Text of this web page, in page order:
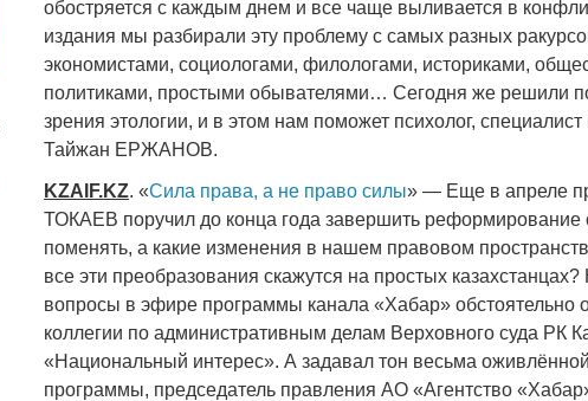
обостряется с каждым днем и все чаще выливается в
издания мы разбирали эту проблему с самых разных
экономистами, социологами, филологами, историками,
политиками, простыми обывателями… Сегодня же решили
зрения этологии, и в этом нам поможет психолог,
Тайжан ЕРЖАНОВ.
KZAIF.KZ. «Сила права, а не право силы» — Еще в апреле
ТОКАЕВ поручил до конца года завершить реформирование
поменять, а какие изменения в нашем правовом
все эти преобразования скажутся на простых
вопросы в эфире программы канала «Хабар» обстоятельно
коллегии по административным делам Верховного суда РК
«Национальный интерес». А задавал тон весьма
программы, председатель правления АО «Агентство